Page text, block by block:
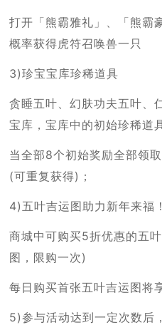
打开「熊霸雅礼」、「熊霸
概率获得虎符召唤兽一只
3)珍宝宝库珍稀道具
贪睡五叶、幻肤功夫五叶、
宝库，宝库中的初始珍稀道
当全部8个初始奖励全部领
(可重复获得)；
4)五叶吉运图助力新年来福！
商城中可购买5折优惠的五
图，限购一次)
每日购买首张五叶吉运图将
5)参与活动达到一定次数后